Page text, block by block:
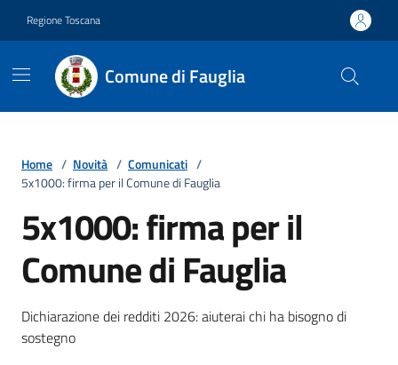
Regione Toscana
Comune di Fauglia
Home / Novità / Comunicati /
5x1000: firma per il Comune di Fauglia
5x1000: firma per il
Comune di Fauglia
Dettagli della notizia
Dichiarazione dei redditi 2026: aiuterai chi ha bisogno di
sostegno